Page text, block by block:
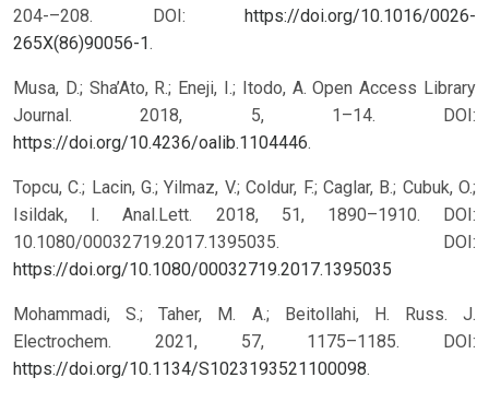
204-–208. DOI: https://doi.org/10.1016/0026-
265X(86)90056-1.
Musa, D.; Sha’Ato, R.; Eneji, I.; Itodo, A. Open Access Library
Journal. 2018, 5, 1–14. DOI:
https://doi.org/10.4236/oalib.1104446.
Topcu, C.; Lacin, G.; Yilmaz, V.; Coldur, F.; Caglar, B.; Cubuk, O.;
Isildak, I. Anal.Lett. 2018, 51, 1890–1910. DOI:
10.1080/00032719.2017.1395035. DOI:
https://doi.org/10.1080/00032719.2017.1395035
Mohammadi, S.; Taher, M. A.; Beitollahi, H. Russ. J.
Electrochem. 2021, 57, 1175–1185. DOI:
https://doi.org/10.1134/S1023193521100098.